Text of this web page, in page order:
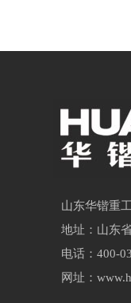
山东华锴重
地址：山东
电话：400-
网址：